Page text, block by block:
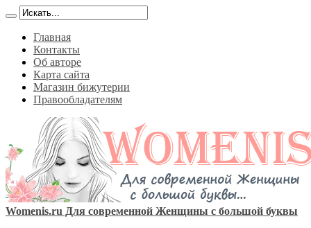
Главная
Контакты
Об авторе
Карта сайта
Магазин бижутерии
Правообладателям
Womenis.ru Для современной Женщины с большой буквы